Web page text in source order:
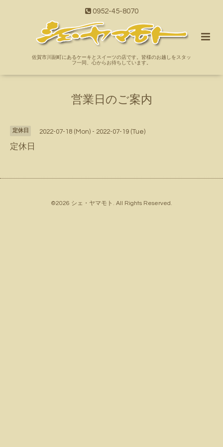
0952-45-8070
佐賀市川副町にあるケーキとスイーツの店です。皆様のお越しをスタッ
フ一同、心からお待ちしています。
営業日のご案内
定休日 2022-07-18 (Mon) - 2022-07-19 (Tue)
定休日
©2026 シェ・ヤマモト . All Rights Reserved.